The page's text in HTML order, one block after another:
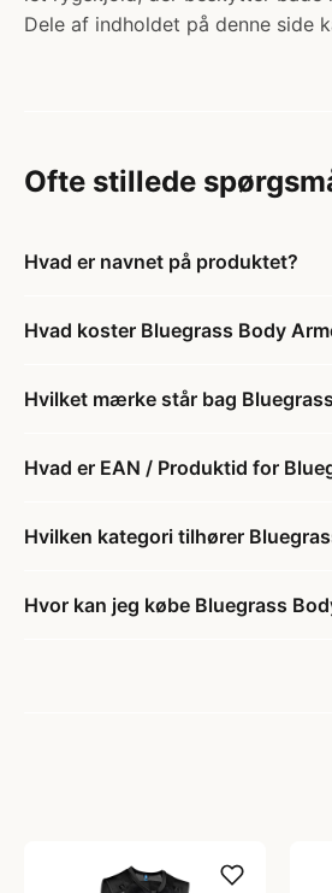
Dele af indholdet på denne side
Ofte stillede
Hvad er navnet på produktet?
Hvad koster Bluegrass Body
Hvilket mærke står bag
Hvad er EAN / Produktid for
Hvilken kategori tilhører
Hvor kan jeg købe Bluegrass